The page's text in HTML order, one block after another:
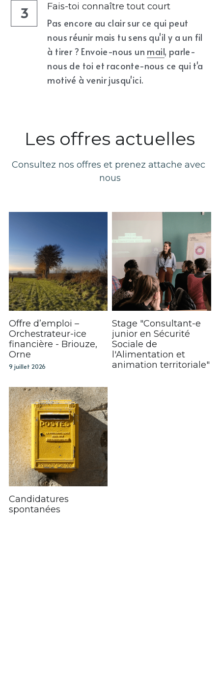
3 Fais-toi connaître tout court
Pas encore au clair sur ce qui peut
nous réunir mais tu sens qu'il y a un fil
à tirer ? Envoie-nous un mail, parle-
nous de toi et raconte-nous ce qui t'a
motivé à venir jusqu'ici.
Les offres actuelles
Consultez nos offres et prenez attache avec
nous
Offre d’emploi –
Orchestrateur-ice
financière - Briouze,
Orne
9 juillet 2026
Stage "Consultant-e
junior en Sécurité
Sociale de
l'Alimentation et
animation territoriale"
Candidatures
spontanées